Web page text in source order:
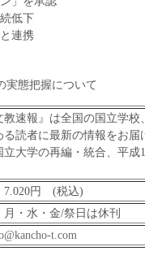
低下
連携
実態把握について
速報』は全国の国立学校
る読者に最新の情報をお届
立大学の再編・統合、平成
円 (税込)
・水・金/祭日は休刊
t.com